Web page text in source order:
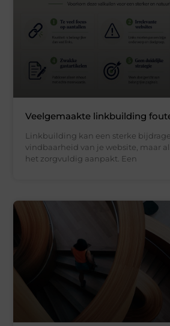
Veelgemaakte linkbuilding
Linkbuilding kan een sterke
vindbaarheid van je website, maar
het zorgvuldig aanpakt. Een